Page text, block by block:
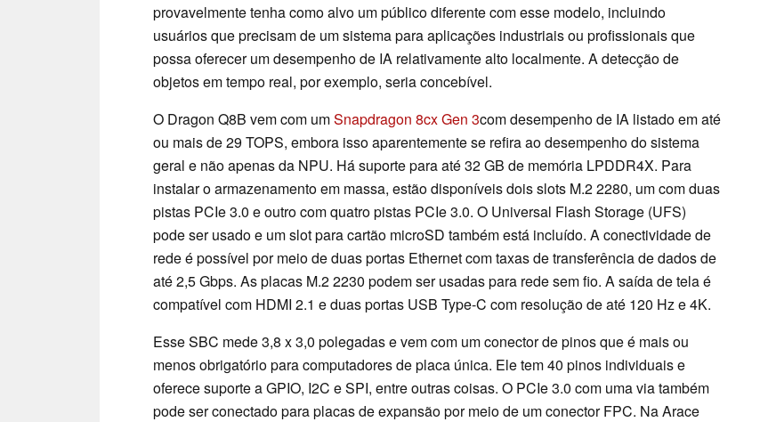
provavelmente tenha como alvo um público diferente com esse modelo, incluindo
usuários que precisam de um sistema para aplicações industriais ou profissionais que
possa oferecer um desempenho de IA relativamente alto localmente. A detecção de
objetos em tempo real, por exemplo, seria concebível.
O Dragon Q8B vem com umSnapdragon 8cx Gen 3com desempenho de IA listado em até
ou mais de 29 TOPS, embora isso aparentemente se refira ao desempenho do sistema
geral e não apenas da NPU. Há suporte para até 32 GB de memória LPDDR4X. Para
instalar o armazenamento em massa, estão disponíveis dois slots M.2 2280, um com duas
pistas PCIe 3.0 e outro com quatro pistas PCIe 3.0. O Universal Flash Storage (UFS)
pode ser usado e um slot para cartão microSD também está incluído. A conectividade de
rede é possível por meio de duas portas Ethernet com taxas de transferência de dados de
até 2,5 Gbps. As placas M.2 2230 podem ser usadas para rede sem fio. A saída de tela é
compatível com HDMI 2.1 e duas portas USB Type-C com resolução de até 120 Hz e 4K.
Esse SBC mede 3,8 x 3,0 polegadas e vem com um conector de pinos que é mais ou
menos obrigatório para computadores de placa única. Ele tem 40 pinos individuais e
oferece suporte a GPIO, I2C e SPI, entre outras coisas. O PCIe 3.0 com uma via também
pode ser conectado para placas de expansão por meio de um conector FPC. Na Arace